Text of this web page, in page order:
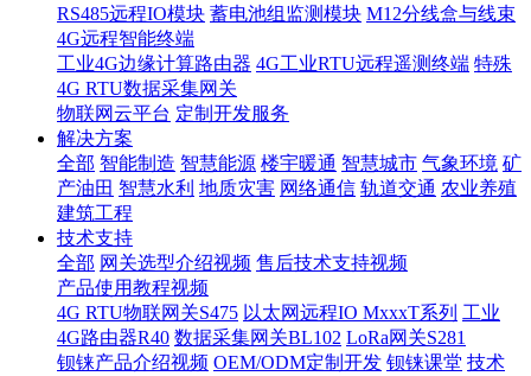
RS485远程IO模块 蓄电池组监测模块 M12分线盒与线束
4G远程智能终端
工业4G边缘计算路由器 4G工业RTU远程遥测终端 特殊
4G RTU数据采集网关
物联网云平台 定制开发服务
解决方案
全部 智能制造 智慧能源 楼宇暖通 智慧城市 气象环境 矿
产油田 智慧水利 地质灾害 网络通信 轨道交通 农业养殖
建筑工程
技术支持
全部 网关选型介绍视频 售后技术支持视频
产品使用教程视频
4G RTU物联网关S475 以太网远程IO MxxxT系列 工业
4G路由器R40 数据采集网关BL102 LoRa网关S281
钡铼产品介绍视频 OEM/ODM定制开发 钡铼课堂 技术